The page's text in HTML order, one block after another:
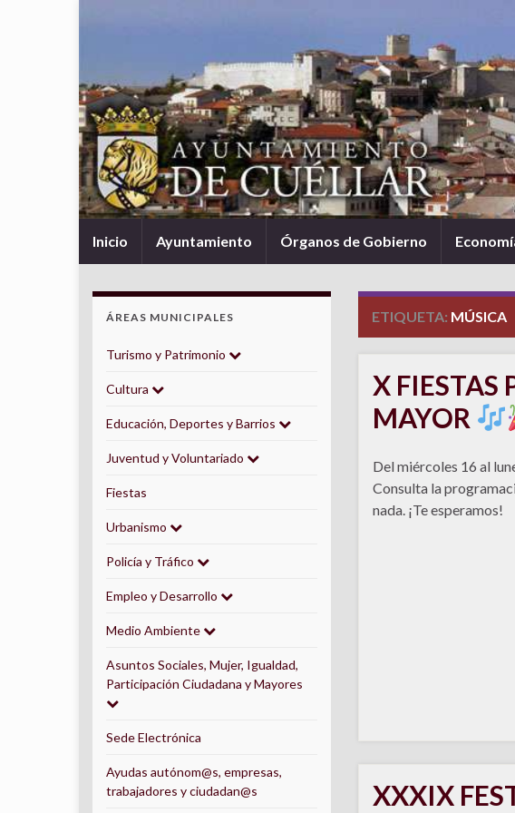
Inicio Ayuntamiento Órganos de Gobierno
ETIQUETA: MÚSICA
X FIESTAS
MAYOR
Del miércoles 16 al
Consulta la
nada. ¡Te esperamos!
XXXIX
ÁREAS MUNICIPALES
Turismo y Patrimonio
Cultura
Educación, Deportes y Barrios
Juventud y Voluntariado
Fiestas
Urbanismo
Policía y Tráfico
Empleo y Desarrollo
Medio Ambiente
Asuntos Sociales, Mujer, Igualdad,
Participación Ciudadana y Mayores
Sede Electrónica
Ayudas autónom@s, empresas,
trabajadores y ciudadan@s